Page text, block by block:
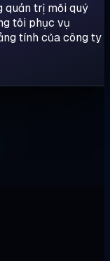
quản trị mỗi quý
tôi phục vụ
tính của công ty